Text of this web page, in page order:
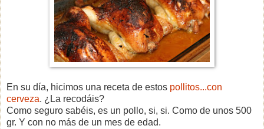
En su día, hicimos una receta de estos pollitos...con
cerveza. ¿La recodáis?
Como seguro sabéis, es un pollo, si, si. Como de unos 500
gr. Y con no más de un mes de edad.